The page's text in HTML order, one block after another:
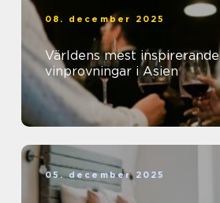
08. december 2025
Världens mest inspirerande
vinprovningar i Asien
05. december 2025